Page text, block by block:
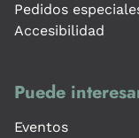
Pedidos
Accesibilidad
Puede
Eventos